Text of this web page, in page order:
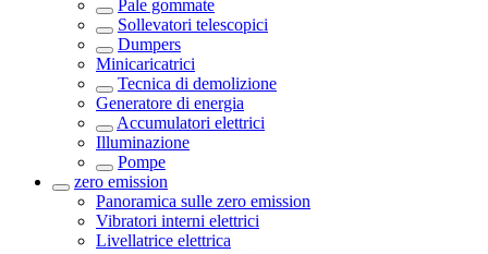
Pale gommate
Sollevatori telescopici
Dumpers
Minicaricatrici
Tecnica di demolizione
Generatore di energia
Accumulatori elettrici
Illuminazione
Pompe
zero emission
Panoramica sulle zero emission
Vibratori interni elettrici
Livellatrice elettrica